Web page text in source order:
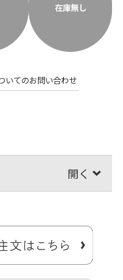
在庫無し
いてのお問い合わせ
ば手提げ用のチェーンとし
、バッグの持ち手に引っ掛